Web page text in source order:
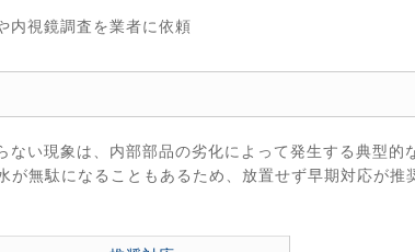
内視鏡調査を業者に依頼
い現象は、内部部品の劣化によって発生する典型的
無駄になることもあるため、放置せず早期対応が推